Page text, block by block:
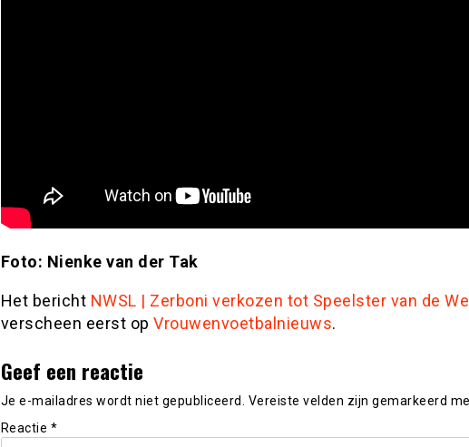
Foto: Nienke van der Tak
Het bericht NWSL | Zerboni verkozen tot Speelster van de
verscheen eerst op Vrouwenvoetbalnieuws.
Geef een reactie
Je e-mailadres wordt niet gepubliceerd.
Vereiste velden zijn gemarkeerd
Reactie *